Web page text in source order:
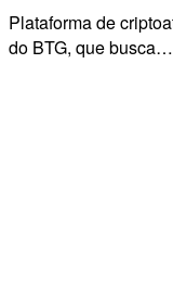
Plataforma de
do BTG, que busca…